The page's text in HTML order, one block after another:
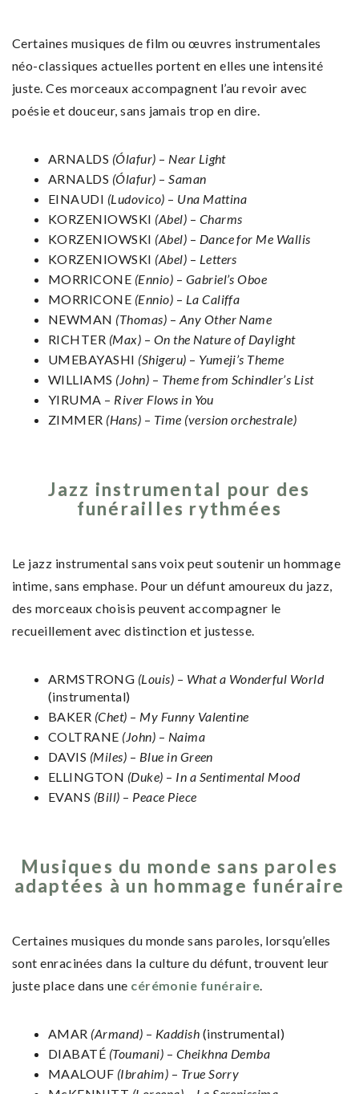
Certaines musiques de film ou œuvres instrumentales
néo-classiques actuelles portent en elles une intensité
juste. Ces morceaux accompagnent l’au revoir avec
poésie et douceur, sans jamais trop en dire.
ARNALDS (Ólafur) – Near Light
ARNALDS (Ólafur) – Saman
EINAUDI (Ludovico) – Una Mattina
KORZENIOWSKI (Abel) – Charms
KORZENIOWSKI (Abel) – Dance for Me Wallis
KORZENIOWSKI (Abel) – Letters
MORRICONE (Ennio) – Gabriel’s Oboe
MORRICONE (Ennio) – La Califfa
NEWMAN (Thomas) – Any Other Name
RICHTER (Max) – On the Nature of Daylight
UMEBAYASHI (Shigeru) – Yumeji’s Theme
WILLIAMS (John) – Theme from Schindler’s List
YIRUMA – River Flows in You
ZIMMER (Hans) – Time (version orchestrale)
Jazz instrumental pour des
funérailles rythmées
Le jazz instrumental sans voix peut soutenir un hommage
intime, sans emphase. Pour un défunt amoureux du jazz,
des morceaux choisis peuvent accompagner le
recueillement avec distinction et justesse.
ARMSTRONG (Louis) – What a Wonderful World
(instrumental)
BAKER (Chet) – My Funny Valentine
COLTRANE (John) – Naima
DAVIS (Miles) – Blue in Green
ELLINGTON (Duke) – In a Sentimental Mood
EVANS (Bill) – Peace Piece
Musiques du monde sans paroles
adaptées à un hommage funéraire
Certaines musiques du monde sans paroles, lorsqu’elles
sont enracinées dans la culture du défunt, trouvent leur
juste place dans une cérémonie funéraire
AMAR (Armand) – Kaddish (instrumental)
DIABATÉ (Toumani) – Cheikhna Demba
MAALOUF (Ibrahim) – True Sorry